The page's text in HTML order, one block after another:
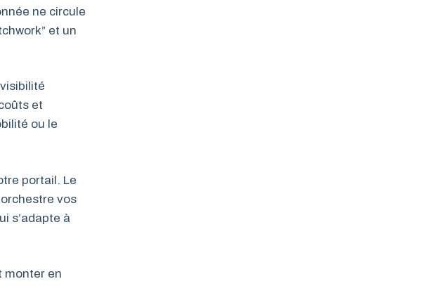
ne circule
et un
et
ou le
portail. Le
vos
s’adapte à
monter en